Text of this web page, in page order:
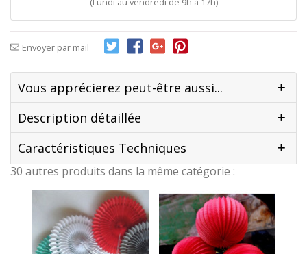
Envoyer par mail
Vous apprécierez peut-être aussi...
Description détaillée
Caractéristiques Techniques
30 autres produits dans la même catégorie :